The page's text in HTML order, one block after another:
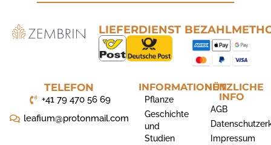
LIEFERDIENST
INFORMATIONEN
Pflanze
Geschichte
und
Studien
TELEFON
+41 79 470 56 69
leafium@protonmail.com
NÜTZLICHE
INFO
AGB
Impressum